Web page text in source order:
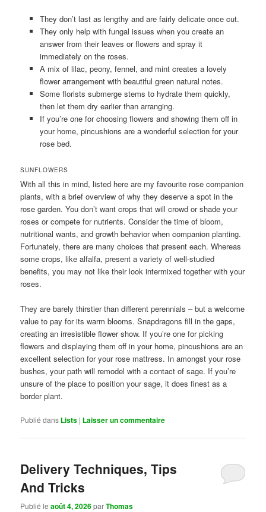
They don’t last as lengthy and are fairly delicate once cut.
They only help with fungal issues when you create an
answer from their leaves or flowers and spray it
immediately on the roses.
A mix of lilac, peony, fennel, and mint creates a lovely
flower arrangement with beautiful green natural notes.
Some florists submerge stems to hydrate them quickly,
then let them dry earlier than arranging.
If you’re one for choosing flowers and showing them off in
your home, pincushions are a wonderful selection for your
rose bed.
SUNFLOWERS
With all this in mind, listed here are my favourite rose companion
plants, with a brief overview of why they deserve a spot in the
rose garden. You don’t want crops that will crowd or shade your
roses or compete for nutrients. Consider the time of bloom,
nutritional wants, and growth behavior when companion planting.
Fortunately, there are many choices that present each. Whereas
some crops, like alfalfa, present a variety of well-studied
benefits, you may not like their look intermixed together with your
roses.
They are barely thirstier than different perennials – but a welcome
value to pay for its warm blooms. Snapdragons fill in the gaps,
creating an irresistible flower show. If you’re one for picking
flowers and displaying them off in your home, pincushions are an
excellent selection for your rose mattress. In amongst your rose
bushes, your path will remodel with a contact of sage. If you’re
unsure of the place to position your sage, it does finest as a
border plant.
Publié dans Lists | Laisser un commentaire
Delivery Techniques, Tips
And Tricks
Publié leaoût 4, 2026parThomas